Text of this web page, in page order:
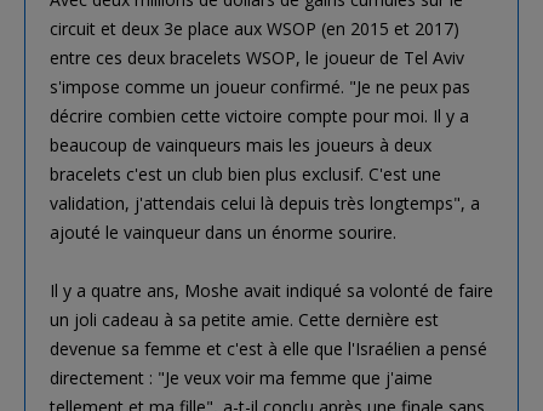
circuit et deux 3e place aux WSOP (en 2015 et 2017)
entre ces deux bracelets WSOP, le joueur de Tel Aviv
s'impose comme un joueur confirmé. "Je ne peux pas
décrire combien cette victoire compte pour moi. Il y a
beaucoup de vainqueurs mais les joueurs à deux
bracelets c'est un club bien plus exclusif. C'est une
validation, j'attendais celui là depuis très longtemps", a
ajouté le vainqueur dans un énorme sourire.
Il y a quatre ans, Moshe avait indiqué sa volonté de faire
un joli cadeau à sa petite amie. Cette dernière est
devenue sa femme et c'est à elle que l'Israélien a pensé
directement : "Je veux voir ma femme que j'aime